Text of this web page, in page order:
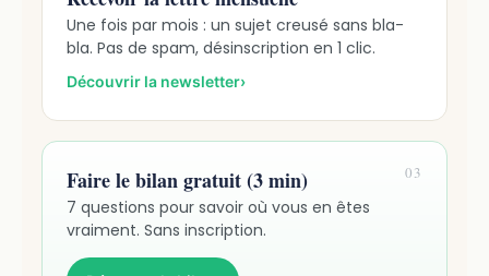
Une fois par mois : un sujet creusé sans bla-
bla. Pas de spam, désinscription en 1 clic.
Découvrir la newsletter›
03
Faire le bilan gratuit (3 min)
7 questions pour savoir où vous en êtes
vraiment. Sans inscription.